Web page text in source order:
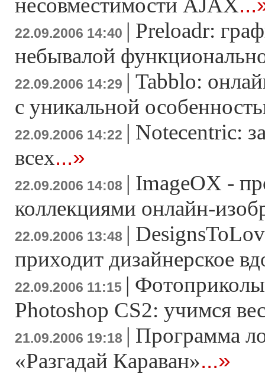
несовместимости AJAX
22.09.2006 14:40 | Preloadr:
небывалой
22.09.2006 14:29 | Tabblo:
с уникальной
22.09.2006 14:22 | Notecentric:
всех...»
22.09.2006 14:08 | ImageOX -
коллекциями онлайн-
22.09.2006 13:48 |
приходит дизайнерское
22.09.2006 11:15 |
Photoshop CS2: учимся
21.09.2006 19:18 | Программа
«Разгадай Караван»...»